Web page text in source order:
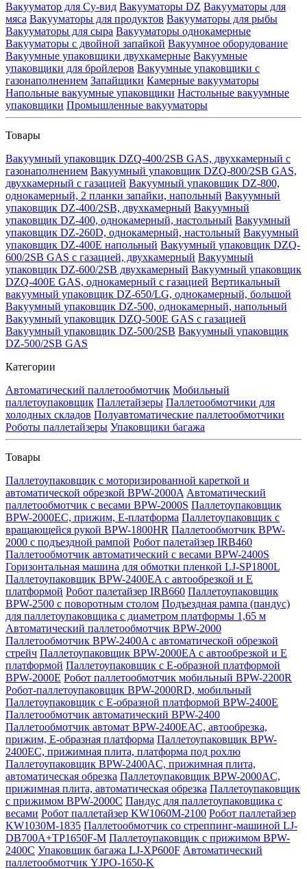
Вакууматор для Су-вид Вакууматоры DZ Вакууматоры для
мяса Вакууматоры для продуктов Вакууматоры для рыбы
Вакууматоры для сыра Вакууматоры однокамерные
Вакууматоры с двойной запайкой Вакуумное оборудование
Вакуумные упаковщики двухкамерные Вакуумные
упаковщики для бройлеров Вакуумные упаковщики с
газонаполнением Запайщики Камерные вакууматоры
Напольные вакуумные упаковщики Настольные вакуумные
упаковщики Промышленные вакууматоры
Товары
Вакуумный упаковщик DZQ-400/2SB GAS, двухкамерный с
газонаполнением Вакуумный упаковщик DZQ-800/2SB GAS,
двухкамерный с газацией Вакуумный упаковщик DZ-800,
однокамерный, 2 планки запайки, напольный Вакуумный
упаковщик DZ-400/2SB, двухкамерный Вакуумный
упаковщик DZ-400, однокамерный, настольный Вакуумный
упаковщик DZ-260D, однокамерный, настольный Вакуумный
упаковщик DZ-400E напольный Вакуумный упаковщик DZQ-
600/2SB GAS с газацией, двухкамерный Вакуумный
упаковщик DZ-600/2SB двухкамерный Вакуумный упаковщик
DZQ-400E GAS, однокамерный с газацией Вертикальный
вакуумный упаковщик DZ-650/LG, однокамерный, большой
Вакуумный упаковщик DZ-500, однокамерный, напольный
Вакуумный упаковщик DZQ-500E GAS с газацией
Вакуумный упаковщик DZ-500/2SB Вакуумный упаковщик
DZ-500/2SB GAS
Категории
Автоматический паллетообмотчик Мобильный
паллетоупаковщик Паллетайзеры Паллетообмотчики для
холодных складов Полуавтоматические паллетообмотчики
Роботы паллетайзеры Упаковщики багажа
Товары
Паллетоупаковщик с моторизированной кареткой и
автоматической обрезкой BPW-2000A Автоматический
паллетообмотчик с весами BPW-2000S Паллетоупаковщик
BPW-2000EC, прижим, Е-платформа Паллетоупаковщик с
вращающейся рукой BPW-1800HR Паллетообмотчик BPW-
2000 с подъездной рампой Робот палетайзер IRB460
Паллетообмотчик автоматический с весами BPW-2400S
Горизонтальная машина для обмотки пленкой LJ-SP1800L
Паллетоупаковщик BPW-2400EA с автообрезкой и Е
платформой Робот палетайзер IRB660 Паллетоупаковщик
BPW-2500 с поворотным столом Подъездная рампа (пандус)
для паллетоупаковщика с диаметром платформы 1,65 м
Автоматический паллетообмотчик BPW-2000
Паллетообмотчик BPW-2400A с автоматической обрезкой
стрейч Паллетоупаковщик BPW-2000EA с автообрезкой и Е
платформой Паллетоупаковщик с Е-образной платформой
BPW-2000E Робот паллетообмотчик мобильный BPW-2200R
Робот-паллетоупаковщик BPW-2000RD, мобильный
Паллетоупаковщик с Е-образной платформой BPW-2400E
Паллетообмотчик автоматический BPW-2400
Паллетообмотчик автомат BPW-2400ЕАС, автообрезка,
прижим, Е-образная платформа Паллетоупаковщик BPW-
2400EC, прижимная плита, платформа под рохлю
Паллетоупаковщик BPW-2400AC, прижимная плита,
автоматическая обрезка Паллетоупаковщик BPW-2000AC,
прижимная плита, автоматическая обрезка Паллетоупаковщик
с прижимом BPW-2000C Пандус для паллетоупаковщика с
весами Робот паллетайзер KW1060M-2100 Робот паллетайзер
KW1030M-1835 Паллетообмотчик со стреппинг-машиной LJ-
DB700A+TP1650F-M Паллетоупаковщик с прижимом BPW-
2400C Упаковщик багажа LJ-XP600F Автоматический
паллетообмотчик YJPO-1650-K